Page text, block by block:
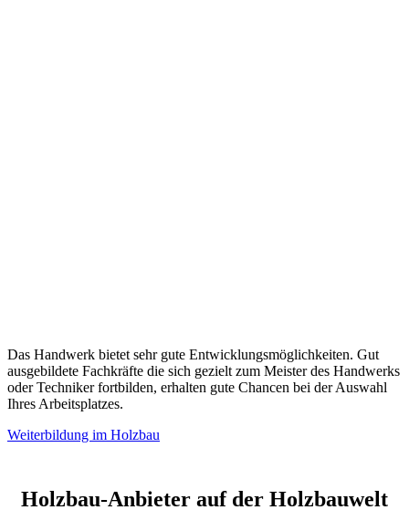
Das Handwerk bietet sehr gute Entwicklungsmöglichkeiten. Gut
ausgebildete Fachkräfte die sich gezielt zum Meister des Handwerks
oder Techniker fortbilden, erhalten gute Chancen bei der Auswahl
Ihres Arbeitsplatzes.
Weiterbildung im Holzbau
Holzbau-Anbieter auf der Holzbauwelt